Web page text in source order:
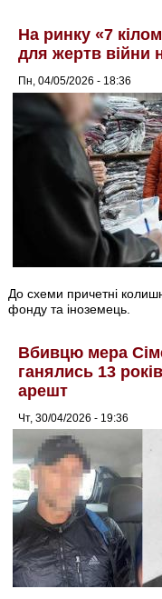
На ринку «7
для жертв війни
Пн, 04/05/2026 - 18:36
До схеми причетні
фонду та іноземець.
Вбивцю мера
ганялись 13
арешт
Чт, 30/04/2026 - 19:36